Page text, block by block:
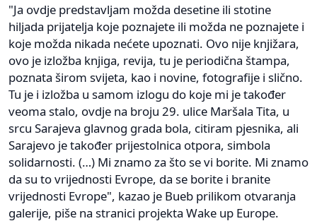
"Ja ovdje predstavljam možda desetine ili stotine
hiljada prijatelja koje poznajete ili možda ne poznajete i
koje možda nikada nećete upoznati. Ovo nije knjižara,
ovo je izložba knjiga, revija, tu je periodična štampa,
poznata širom svijeta, kao i novine, fotografije i slično.
Tu je i izložba u samom izlogu do koje mi je također
veoma stalo, ovdje na broju 29. ulice Maršala Tita, u
srcu Sarajeva glavnog grada bola, citiram pjesnika, ali
Sarajevo je također prijestolnica otpora, simbola
solidarnosti. (…) Mi znamo za što se vi borite. Mi znamo
da su to vrijednosti Evrope, da se borite i branite
vrijednosti Evrope", kazao je Bueb prilikom otvaranja
galerije, piše na stranici projekta Wake up Europe.